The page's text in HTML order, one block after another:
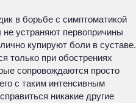
в борьбе с симптоматикой
устраняют первопричины
купируют боли в суставе.
только при обострениях
сопровождаются просто
с таким интенсивным
никакие другие